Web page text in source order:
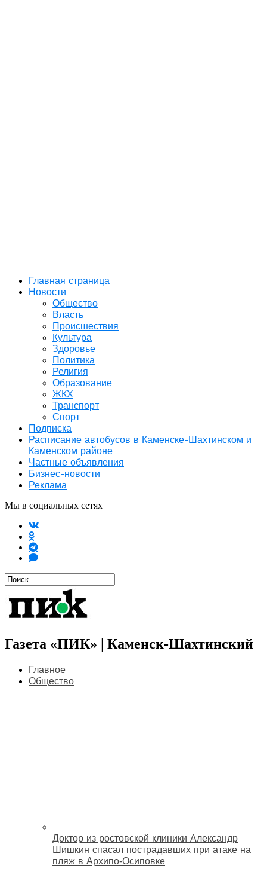
Главная страница
Новости
Общество
Власть
Происшествия
Культура
Здоровье
Политика
Религия
Образование
ЖКХ
Транспорт
Спорт
Подписка
Расписание автобусов в Каменске-Шахтинском и
Каменском районе
Частные объявления
Бизнес-новости
Реклама
Мы в социальных сетях
Газета «ПИК» | Каменск-Шахтинский
Главное
Общество
Доктор из ростовской клиники Александр
Шишкин спасал пострадавших при атаке на
пляж в Архипо‑Осиповке